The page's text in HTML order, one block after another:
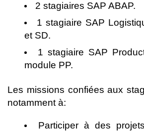
2 stagiaires SAP ABAP.
1 stagiaire SAP
et SD.
1 stagiaire SAP
module PP.
Les missions confiées aux
notamment à:
Participer à des